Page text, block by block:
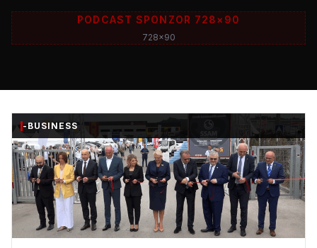
PODCAST SPONZOR 728×90
728x90
-BUSINESS